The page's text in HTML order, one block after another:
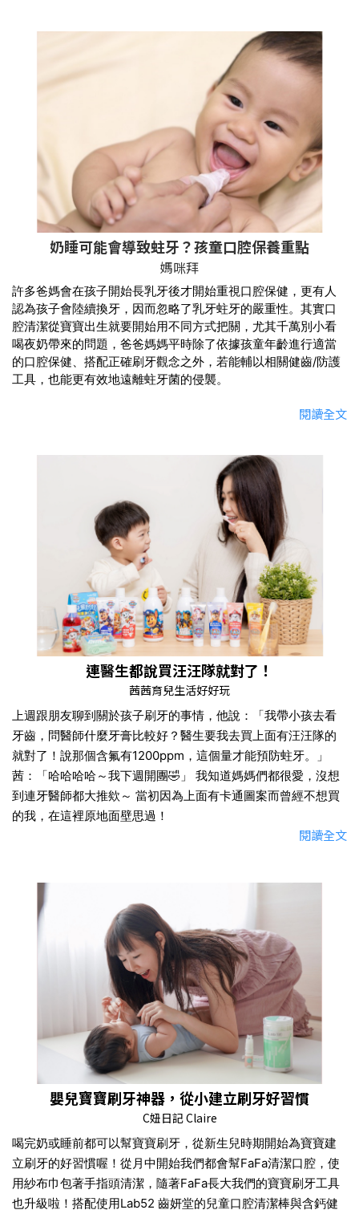
奶睡可能會導致蛀牙？孩童口腔保養重點
媽咪拜
許多爸媽會在孩子開始長乳牙後才開始重視口腔保健，更有人
認為孩子會陸續換牙，因而忽略了乳牙蛀牙的嚴重性。其實口
腔清潔從寶寶出生就要開始用不同方式把關，尤其千萬別小看
喝夜奶帶來的問題，爸爸媽媽平時除了依據孩童年齡進行適當
的口腔保健、搭配正確刷牙觀念之外，若能輔以相關健齒/防護
工具，也能更有效地遠離蛀牙菌的侵襲。
閱讀全文
連醫生都說買汪汪隊就對了！
茜茜育兒生活好好玩
上週跟朋友聊到關於孩子刷牙的事情，他說：「我帶小孩去看
牙齒，問醫師什麼牙膏比較好？醫生要我去買上面有汪汪隊的
就對了！說那個含氟有1200ppm，這個量才能預防蛀牙。」
茜：「哈哈哈哈～我下週開團🤣」 我知道媽媽們都很愛，沒想
到連牙醫師都大推欸～ 當初因為上面有卡通圖案而曾經不想買
的我，在這裡原地面壁思過！
閱讀全文
嬰兒寶寶刷牙神器，從小建立刷牙好習慣
C妞日記 Claire
喝完奶或睡前都可以幫寶寶刷牙，從新生兒時期開始為寶寶建
立刷牙的好習慣喔！從月中開始我們都會幫FaFa清潔口腔，使
用紗布巾包著手指頭清潔，隨著FaFa長大我們的寶寶刷牙工具
也升級啦！搭配使用Lab52 齒妍堂的兒童口腔清潔棒與含鈣健